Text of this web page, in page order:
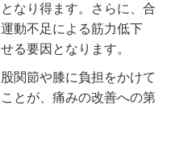
なり得ます。さらに、合
動不足による筋力低下
る要因となります。
関節や膝に負担をかけて
とが、痛みの改善への第